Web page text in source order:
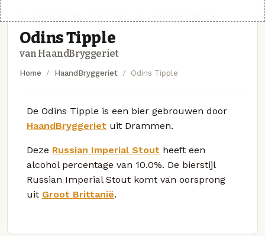
Odins Tipple
van HaandBryggeriet
Home HaandBryggeriet Odins Tipple
De Odins Tipple is een bier gebrouwen door
HaandBryggeriet uit Drammen.
Deze Russian Imperial Stout heeft een
alcohol percentage van 10.0%. De bierstijl
Russian Imperial Stout komt van oorsprong
uit Groot Brittanië.